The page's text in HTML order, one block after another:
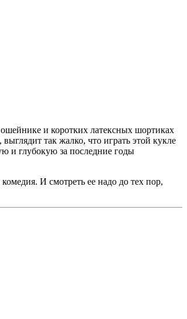
и коротких латексных шортиках
так жалко, что играть этой кукле
и глубокую за последние годы
И смотреть ее надо до тех пор,